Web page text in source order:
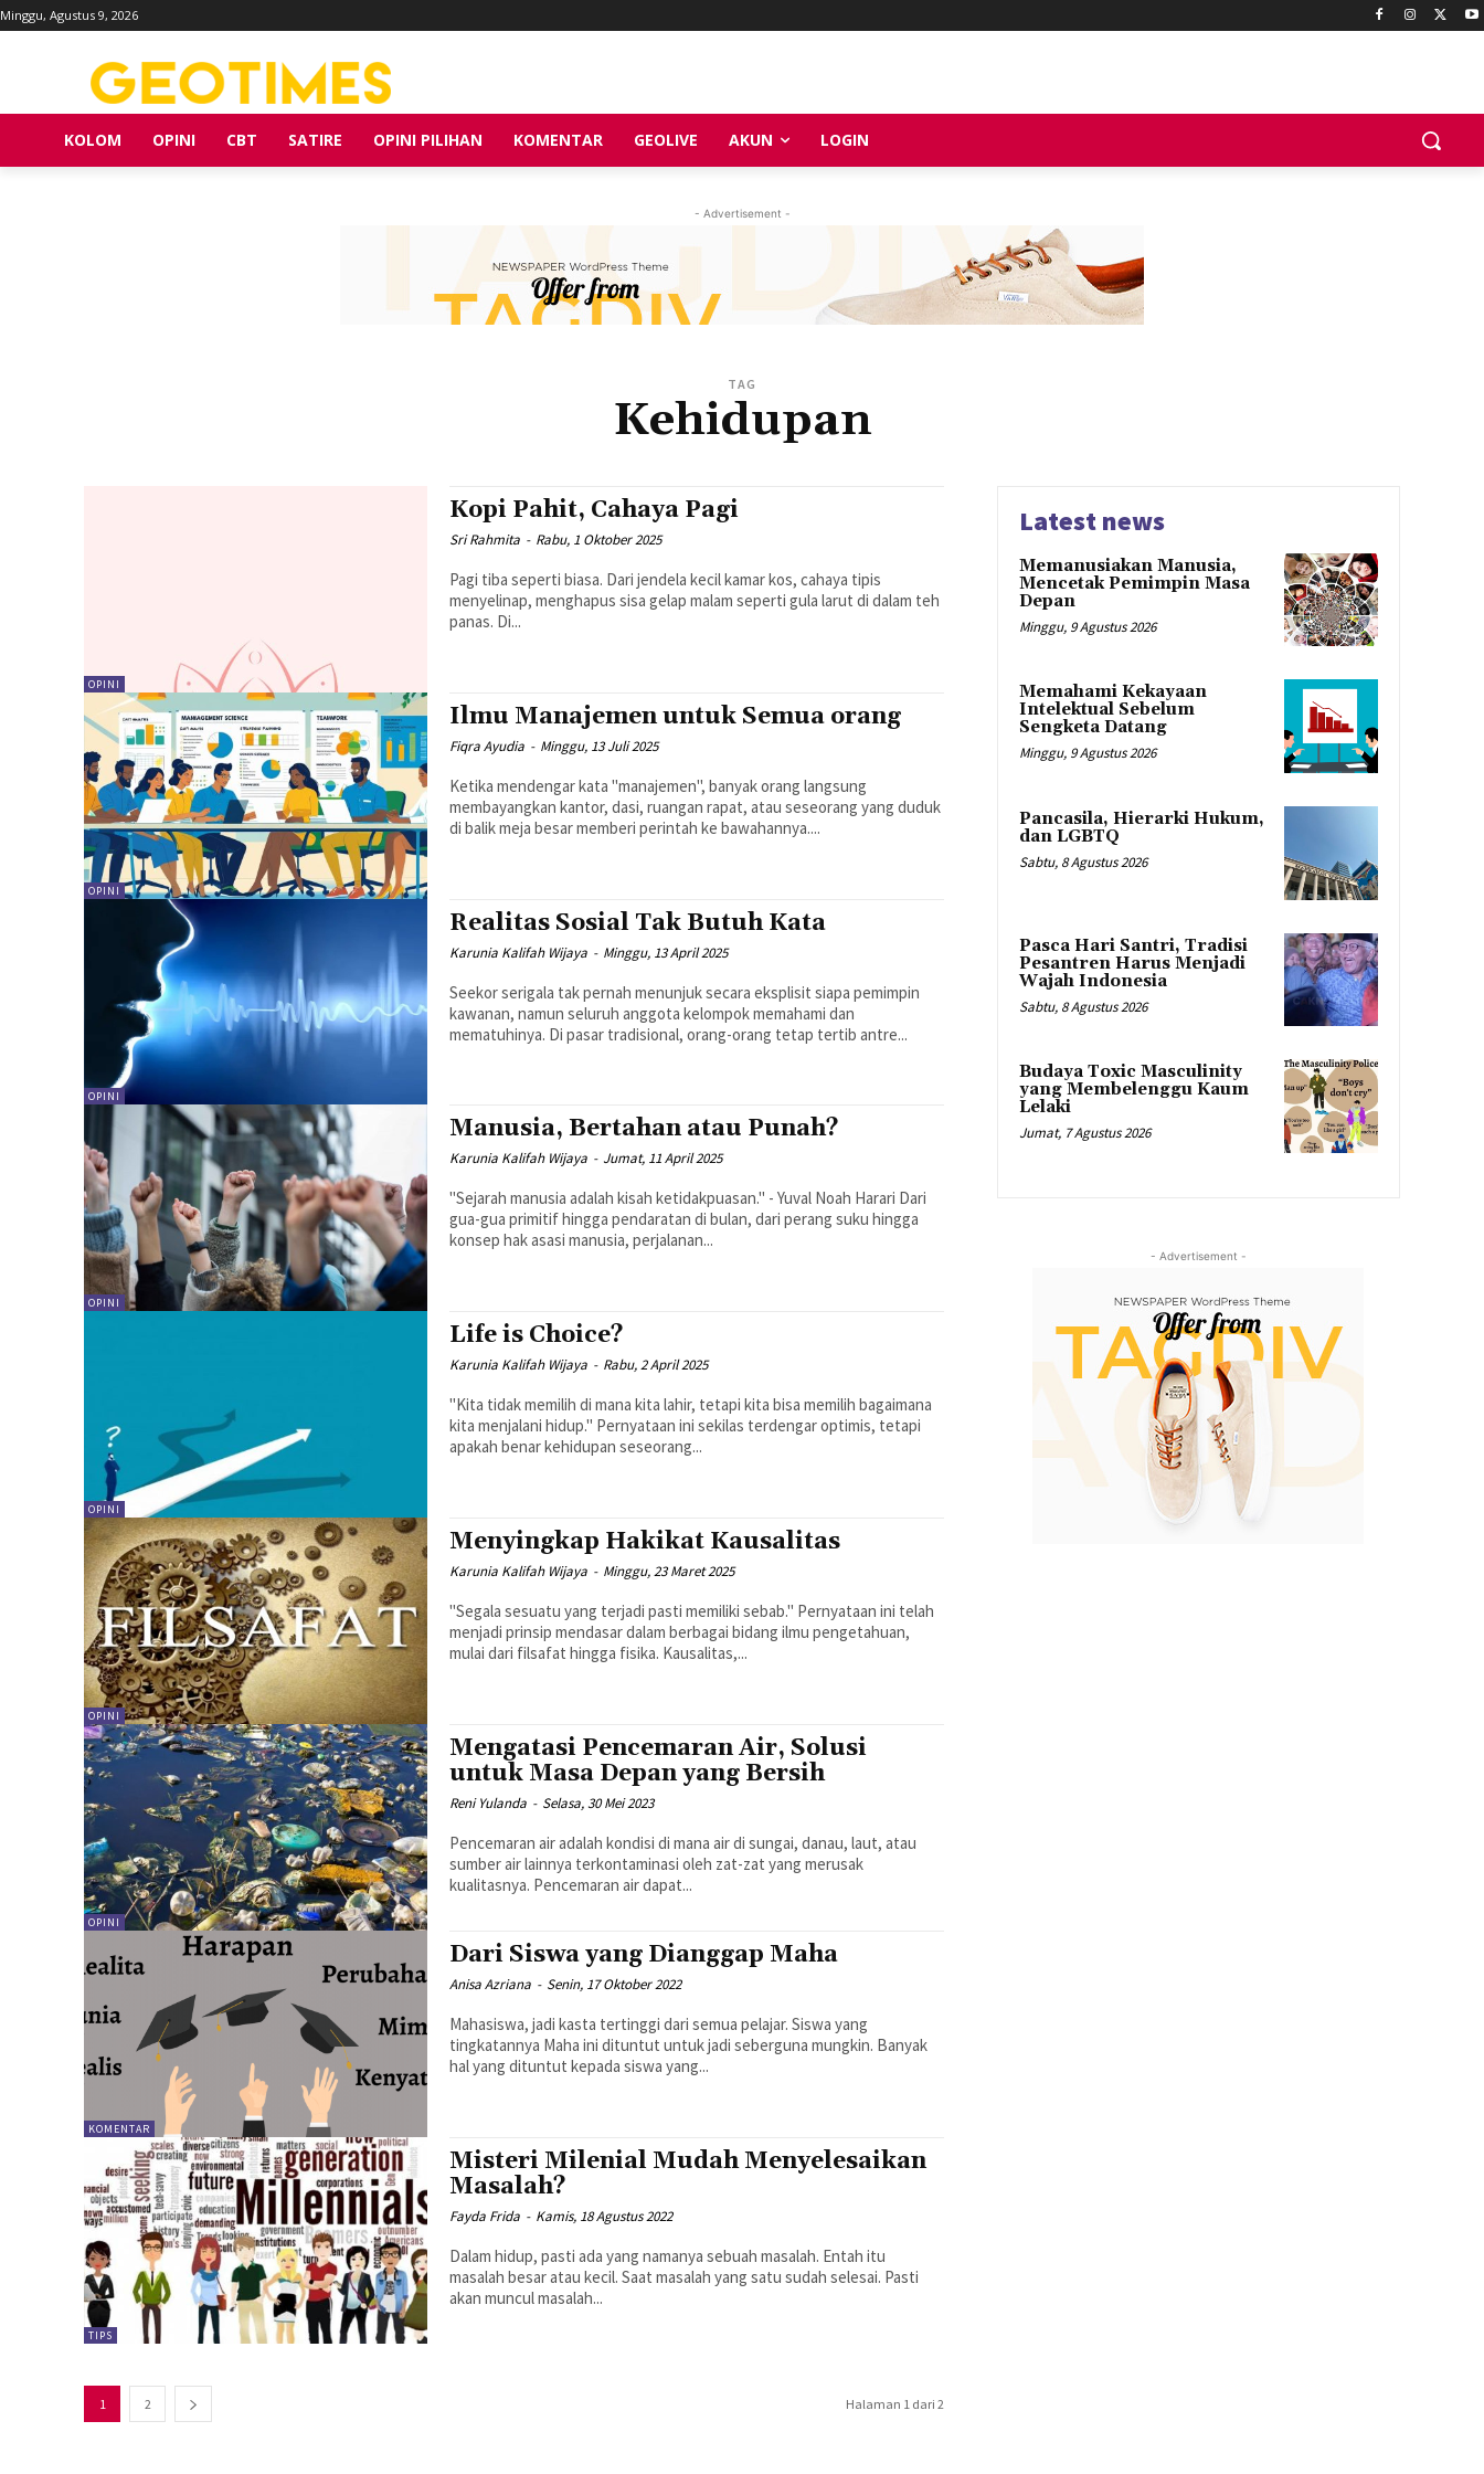
Minggu, Agustus 9, 2026
KOLOM OPINI CBT SATIRE OPINI PILIHAN KOMENTAR GEOLIVE AKUN LOGIN
- Advertisement -
TAG
Kehidupan
OPINI
Kopi Pahit, Cahaya Pagi
Sri Rahmita - Rabu, 1 Oktober 2025
Pagi tiba seperti biasa. Dari jendela kecil kamar kos, cahaya tipis
menyelinap, menghapus sisa gelap malam seperti gula larut di dalam teh
panas. Di...
OPINI
Ilmu Manajemen untuk Semua orang
Fiqra Ayudia - Minggu, 13 Juli 2025
Ketika mendengar kata "manajemen", banyak orang langsung
membayangkan kantor, dasi, ruangan rapat, atau seseorang yang duduk
di balik meja besar memberi perintah ke bawahannya....
OPINI
Realitas Sosial Tak Butuh Kata
Karunia Kalifah Wijaya - Minggu, 13 April 2025
Seekor serigala tak pernah menunjuk secara eksplisit siapa pemimpin
kawanan, namun seluruh anggota kelompok memahami dan
mematuhinya. Di pasar tradisional, orang-orang tetap tertib antre...
OPINI
Manusia, Bertahan atau Punah?
Karunia Kalifah Wijaya - Jumat, 11 April 2025
"Sejarah manusia adalah kisah ketidakpuasan." - Yuval Noah Harari Dari
gua-gua primitif hingga pendaratan di bulan, dari perang suku hingga
konsep hak asasi manusia, perjalanan...
OPINI
Life is Choice?
Karunia Kalifah Wijaya - Rabu, 2 April 2025
"Kita tidak memilih di mana kita lahir, tetapi kita bisa memilih bagaimana
kita menjalani hidup." Pernyataan ini sekilas terdengar optimis, tetapi
apakah benar kehidupan seseorang...
OPINI
Menyingkap Hakikat Kausalitas
Karunia Kalifah Wijaya - Minggu, 23 Maret 2025
"Segala sesuatu yang terjadi pasti memiliki sebab." Pernyataan ini telah
menjadi prinsip mendasar dalam berbagai bidang ilmu pengetahuan,
mulai dari filsafat hingga fisika. Kausalitas,...
OPINI
Mengatasi Pencemaran Air, Solusi
untuk Masa Depan yang Bersih
Reni Yulanda - Selasa, 30 Mei 2023
Pencemaran air adalah kondisi di mana air di sungai, danau, laut, atau
sumber air lainnya terkontaminasi oleh zat-zat yang merusak
kualitasnya. Pencemaran air dapat...
KOMENTAR
Dari Siswa yang Dianggap Maha
Anisa Azriana - Senin, 17 Oktober 2022
Mahasiswa, jadi kasta tertinggi dari semua pelajar. Siswa yang
tingkatannya Maha ini dituntut untuk jadi seberguna mungkin. Banyak
hal yang dituntut kepada siswa yang...
TIPS
Misteri Milenial Mudah Menyelesaikan
Masalah?
Fayda Frida - Kamis, 18 Agustus 2022
Dalam hidup, pasti ada yang namanya sebuah masalah. Entah itu
masalah besar atau kecil. Saat masalah yang satu sudah selesai. Pasti
akan muncul masalah...
1 2 Halaman 1 dari 2
Latest news
Memanusiakan Manusia,
Mencetak Pemimpin Masa
Depan
Minggu, 9 Agustus 2026
Memahami Kekayaan
Intelektual Sebelum
Sengketa Datang
Minggu, 9 Agustus 2026
Pancasila, Hierarki Hukum,
dan LGBTQ
Sabtu, 8 Agustus 2026
Pasca Hari Santri, Tradisi
Pesantren Harus Menjadi
Wajah Indonesia
Sabtu, 8 Agustus 2026
Budaya Toxic Masculinity
yang Membelenggu Kaum
Lelaki
Jumat, 7 Agustus 2026
- Advertisement -